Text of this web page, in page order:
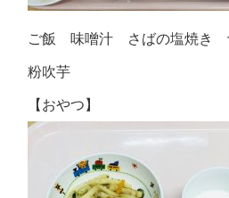
ご飯 味噌汁 さばの塩焼き
粉吹芋
【おやつ】